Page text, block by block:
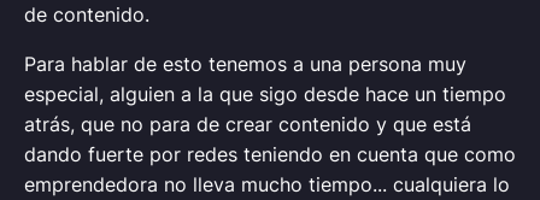
de contenido.
Para hablar de esto tenemos a una persona muy
especial, alguien a la que sigo desde hace un tiempo
atrás, que no para de crear contenido y que está
dando fuerte por redes teniendo en cuenta que como
emprendedora no lleva mucho tiempo... cualquiera lo